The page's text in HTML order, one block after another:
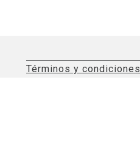
Términos y condiciones